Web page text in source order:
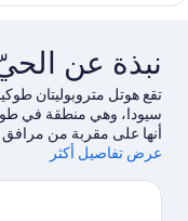
نبذة عن
تقع هوتل متروبوليتان
سيودا، وهي منطقة في
أنها على مقربة من
الأماكن التي ينبغي
بحضور حدث أو مباراة في
عرض تفاصيل أكثر